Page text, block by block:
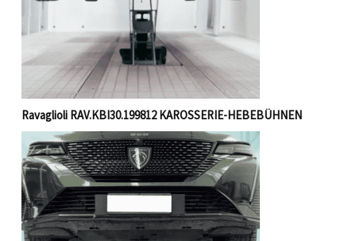
Ravaglioli RAV.KBI30.199812 KAROSSERIE-HEBEBÜHNEN